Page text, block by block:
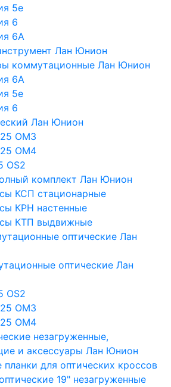
5е
6
6A
Лан Юнион
коммутационные Лан Юнион
6A
5e
6
Лан Юнион
OM3
OM4
OS2
комплект Лан Юнион
КСП стационарные
КРН настенные
КТП выдвижные
оптические Лан
оптические Лан
OS2
OM3
OM4
незагруженные,
и аксессуары Лан Юнион
для оптических кроссов
19" незагруженные